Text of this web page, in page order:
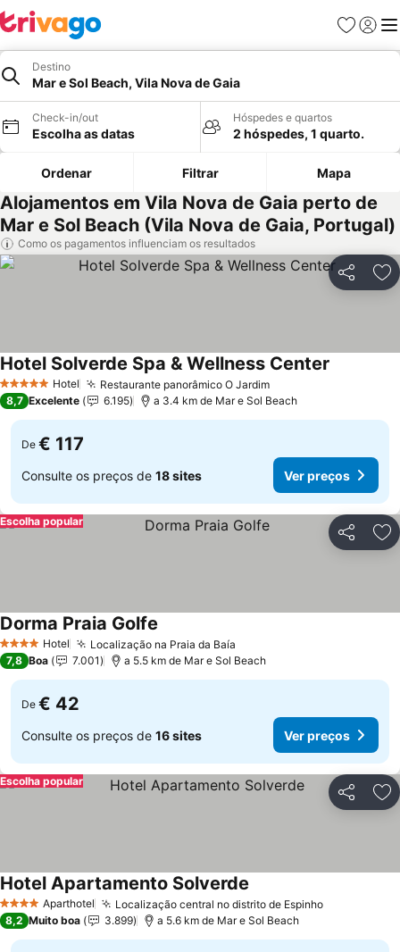
Favoritos
Iniciar
Destino
Mar e Sol Beach, Vila Nova de Gaia
Check-in/out
Escolha as datas
Hóspedes e quartos
2 hóspedes, 1 quarto.
Ordenar Filtrar Mapa
Alojamentos em Vila Nova de Gaia perto de
Mar e Sol Beach (Vila Nova de Gaia, Portugal)
Como os pagamentos influenciam os resultados
Partilhar
5 Estrelas Hotel Restaurante panorâmico O JardimVer preços
Hotel Solverde Spa & Wellness Center
8,7 Excelente 6.195 a 3.4 km de Mar e Sol Beach
De € 117
Consulte os preços de 18 sites Ver preços
Partilhar
Escolha popular
4 EstrelasHotel Localização na Praia da Baía
Dorma Praia Golfe
7,8 Boa 7.001 a 5.5 km de Mar e Sol Beach
De € 42
Consulte os preços de 16 sites Ver preços
Partilhar
Escolha popular
4 EstrelasAparthotel Localização central no distrito de EspinhoVer preços
Hotel Apartamento Solverde
8,2 Muito boa 3.899 a 5.6 km de Mar e Sol Beach